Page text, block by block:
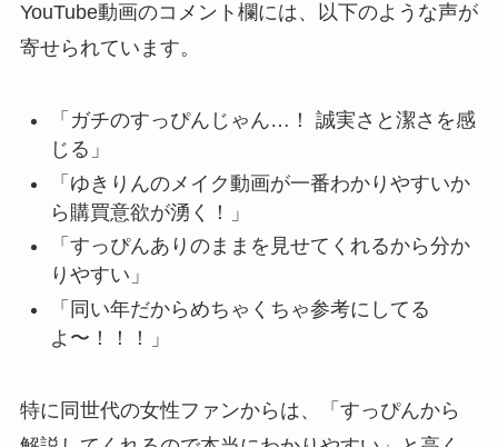
YouTube動画のコメント欄には、以下のような声が
寄せられています。
「ガチのすっぴんじゃん…！ 誠実さと潔さを感
じる」
「ゆきりんのメイク動画が一番わかりやすいか
ら購買意欲が湧く！」
「すっぴんありのままを見せてくれるから分か
りやすい」
「同い年だからめちゃくちゃ参考にしてる
よ〜！！！」
特に同世代の女性ファンからは、「すっぴんから